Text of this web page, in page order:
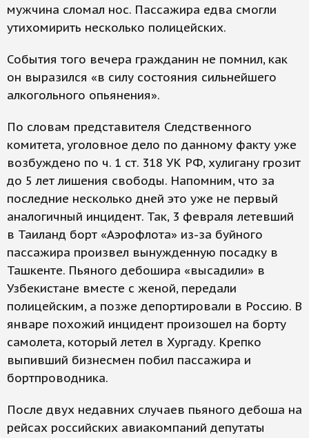
мужчина сломал нос. Пассажира едва смогли
утихомирить несколько полицейских.
События того вечера гражданин не помнил, как
он выразился «в силу состояния сильнейшего
алкогольного опьянения».
По словам представителя Следственного
комитета, уголовное дело по данному факту уже
возбуждено по ч. 1 ст. 318 УК РФ, хулигану грозит
до 5 лет лишения свободы. Напомним, что за
последние несколько дней это уже не первый
аналогичный инцидент. Так, 3 февраля летевший
в Таиланд борт «Аэрофлота» из-за буйного
пассажира произвел вынужденную посадку в
Ташкенте. Пьяного дебошира «высадили» в
Узбекистане вместе с женой, передали
полицейским, а позже депортировали в Россию. В
январе похожий инцидент произошел на борту
самолета, который летел в Хургаду. Крепко
выпивший бизнесмен побил пассажира и
бортпроводника.
После двух недавних случаев пьяного дебоша на
рейсах российских авиакомпаний депутаты